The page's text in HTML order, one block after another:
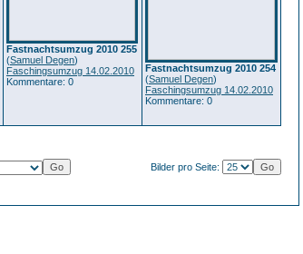
Fastnachtsumzug 2010 255
(Samuel Degen)
Faschingsumzug 14.02.2010
Kommentare: 0
Fastnachtsumzug 2010 254
(Samuel Degen)
Faschingsumzug 14.02.2010
Kommentare: 0
Bilder pro Seite: